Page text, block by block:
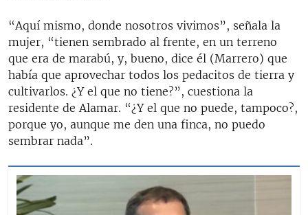
“Aquí mismo, donde nosotros vivimos”, señala la
mujer, “tienen sembrado al frente, en un terreno
que era de marabú, y, bueno, dice él (Marrero) que
había que aprovechar todos los pedacitos de tierra y
cultivarlos. ¿Y el que no tiene?”, cuestiona la
residente de Alamar. “¿Y el que no puede, tampoco?,
porque yo, aunque me den una finca, no puedo
sembrar nada”.